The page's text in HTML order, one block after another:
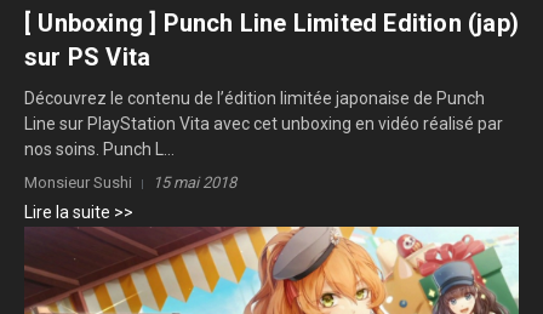
[ Unboxing ] Punch Line Limited Edition (jap)
sur PS Vita
Découvrez le contenu de l’édition limitée japonaise de Punch
Line sur PlayStation Vita avec cet unboxing en vidéo réalisé par
nos soins. Punch L...
Monsieur Sushi 15 mai 2018
Lire la suite >>